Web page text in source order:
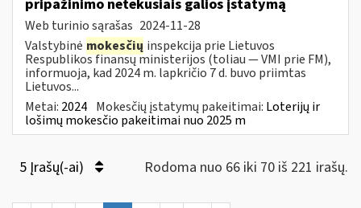
pripažinimo netekusiais galios įstatymą
Web turinio sąrašas 2024-11-28
Valstybinė mokesčių inspekcija prie Lietuvos
Respublikos finansų ministerijos (toliau — VMI prie FM),
informuoja, kad 2024 m. lapkričio 7 d. buvo priimtas
Lietuvos...
Metai: 2024 Mokesčių įstatymų pakeitimai: Loterijų ir
lošimų mokesčio pakeitimai nuo 2025 m
5 Įrašų(-ai) Rodoma nuo 66 iki 70 iš 221 irašų.